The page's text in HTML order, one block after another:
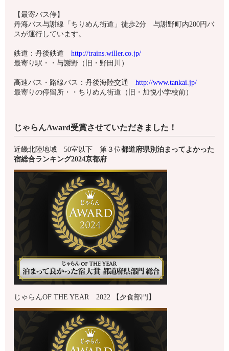
【最寄バス停】
丹海バス与謝線「ちりめん街道」徒歩2分与謝野町内200円バ
スが運行しています。
鉄道：丹後鉄道http://trains.willer.co.jp/
最寄り駅・・与謝野（旧・野田川）
高速バス・路線バス：丹後海陸交通http://www.tankai.jp/
最寄りの停留所・・ちりめん街道（旧・加悦小学校前）
じゃらんAward受賞させていただきました！
近畿北陸地域 50室以下 第３位都道府県別泊まってよかった
宿総合ランキング2024京都府
じゃらんOF THE YEAR 2022 【夕食部門】